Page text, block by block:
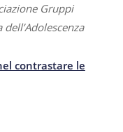
Gruppi
contrastare le